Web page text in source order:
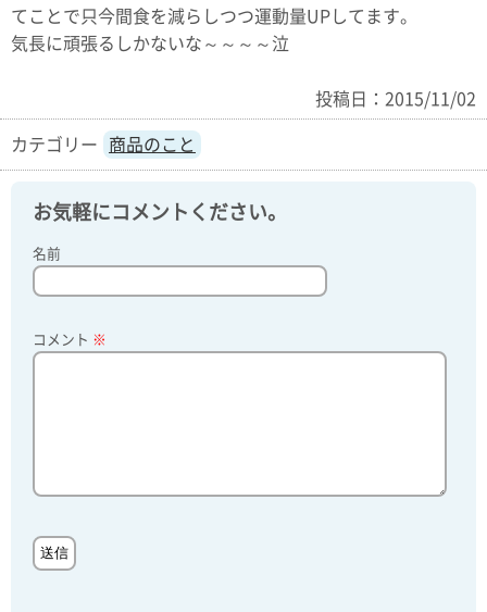
てことで只今間食を減らしつつ運動量UPしてます。
気長に頑張るしかないな～～～～泣
投稿日：2015/11/02
商品のこと
お気軽にコメントください。
名前
コメント ※